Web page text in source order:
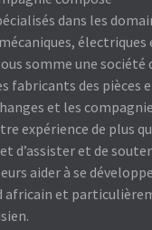
dans les
électriques
somme une société
fabricants des pièces
et les
expérience de plus
d’assister et de
aider à se
africain et